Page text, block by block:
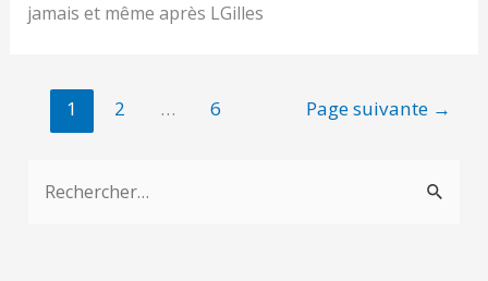
jamais et même après LGilles
Pagination
1 2 … 6 Page suivante →